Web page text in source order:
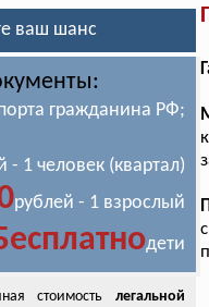
ваш шанс
гражданина РФ;
- 1 человек (квартал)
рублей - 1 взрослый
дети
стоимость легальной